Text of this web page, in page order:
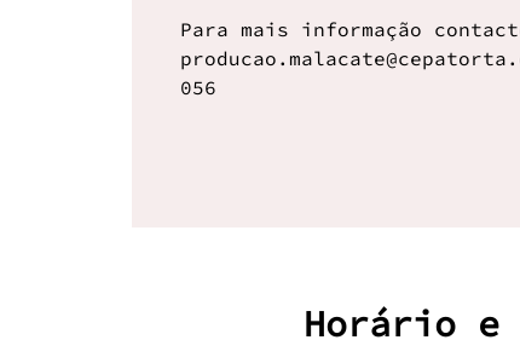
Para mais informação
056
Horário